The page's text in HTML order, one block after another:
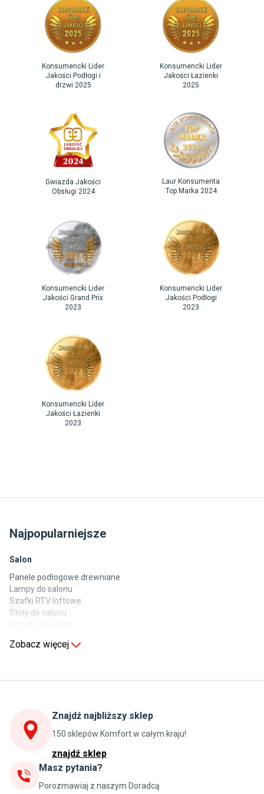
Konsumencki Lider
Jakości Podłogi i
drzwi 2025
Konsumencki Lider
Jakości Łazienki
2025
Gwiazda Jakości
Obsługi 2024
Laur Konsumenta
Top Marka 2024
Konsumencki Lider
Jakości Grand Prix
2023
Konsumencki Lider
Jakości Podłogi
2023
Konsumencki Lider
Jakości Łazienki
2023
Najpopularniejsze
Salon
Panele podłogowe drewniane
Lampy do salonu
Szafki RTV loftowe
Stoły do salonu
Stoły do kuchni
Szafki kuchenne wiszące (górne)
Szafki pod zlewozmywak
Blaty kuchenne laminowane
Jadalnia
Stoły do jadalni
Zobacz więcej
Znajdź najbliższy sklep
150 sklepów Komfort w całym kraju!
znajdź sklep
Masz pytania?
Porozmawiaj z naszym Doradcą